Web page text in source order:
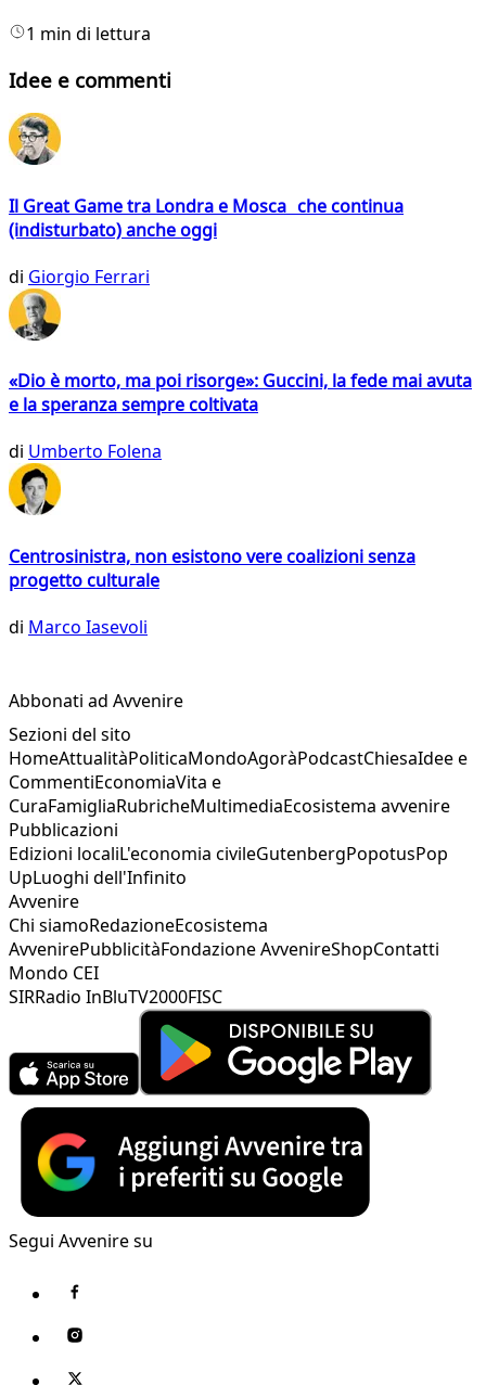
1 min di lettura
Idee e commenti
Il Great Game tra Londra e Mosca che continua
(indisturbato) anche oggi
di Giorgio Ferrari
«Dio è morto, ma poi risorge»: Guccini, la fede mai avuta
e la speranza sempre coltivata
di Umberto Folena
Centrosinistra, non esistono vere coalizioni senza
progetto culturale
di Marco Iasevoli
Abbonati ad Avvenire
Sezioni del sito
HomeAttualitàPoliticaMondoAgoràPodcastChiesaIdee e
CommentiEconomiaVita e
CuraFamigliaRubricheMultimediaEcosistema avvenire
Pubblicazioni
Edizioni localiL'economia civileGutenbergPopotusPop
UpLuoghi dell'Infinito
Avvenire
Chi siamoRedazioneEcosistema
AvvenirePubblicitàFondazione AvvenireShopContatti
Mondo CEI
SIRRadio InBluTV2000FISC
Segui Avvenire su